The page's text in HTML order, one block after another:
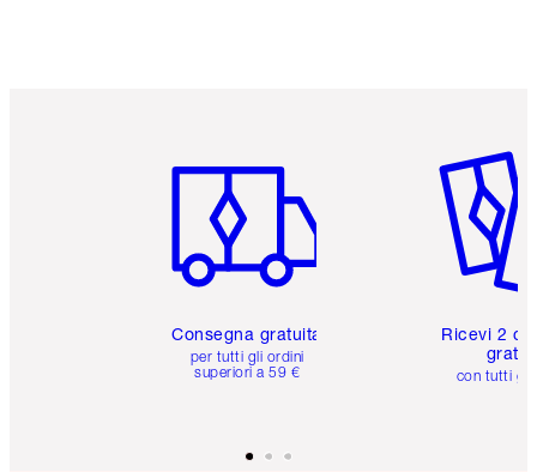
Consegna gratuita
per tutti gli ordini
superiori a 59 €
Ricevi 2
con tutti gli